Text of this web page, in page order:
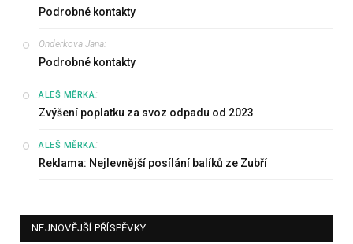
Podrobné kontakty
Onderkova Jana:
Podrobné kontakty
ALEŠ MĚRKA:
Zvýšení poplatku za svoz odpadu od 2023
ALEŠ MĚRKA:
Reklama: Nejlevnější posílání balíků ze Zubří
NEJNOVĚJŠÍ PŘÍSPĚVKY